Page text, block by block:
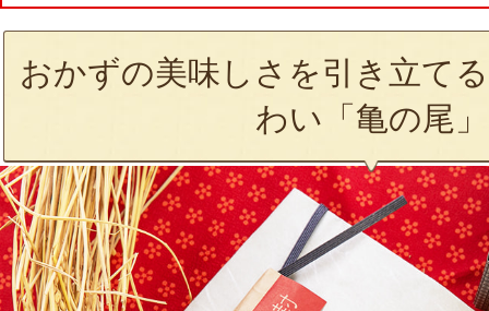
おかずの美味しさを引き立て
わい「亀の尾」